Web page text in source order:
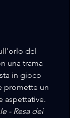
del
una trama
in gioco
promette un
aspettative.
- Resa dei